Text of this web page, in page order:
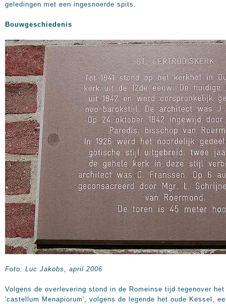
geledingen met een ingesnoerde spits.
Bouwgeschiedenis
Foto: Luc Jakobs, april 2006
Volgens de overlevering stond in de Romeinse tijd tegenover het
'castellum Menapiorum', volgens de legende het oude Kessel,